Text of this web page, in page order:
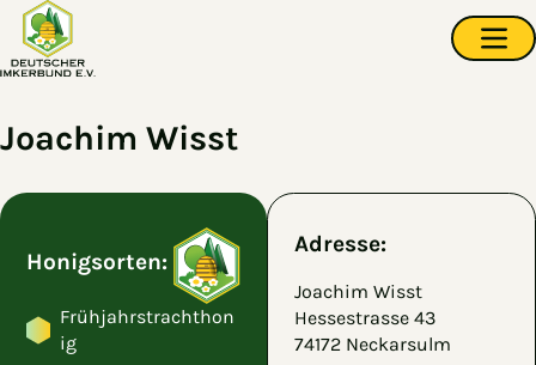
Zum Hauptinhalt springen
Joachim Wisst
Honigsorten:
Frühjahrstrachthon
ig
Adresse:
Joachim Wisst
Hessestrasse 43
74172 Neckarsulm